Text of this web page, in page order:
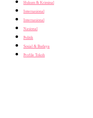
Hukum & Kriminal
Internasional
Internasional
Nasional
Politik
Sosial & Budaya
Profile Tokoh